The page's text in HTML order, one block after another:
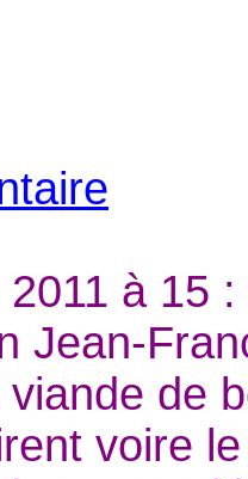
à 15 :
Jean-
de
voire